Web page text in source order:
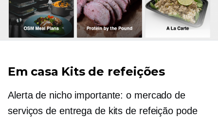
Em casa Kits de refeições
Alerta de nicho importante: o mercado de
serviços de entrega de kits de refeição pode